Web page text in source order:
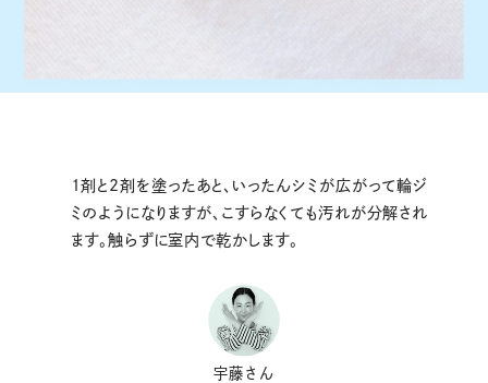
1剤と2剤を塗ったあと、いったんシミが広がって輪ジ
ミのようになりますが、こすらなくても汚れが分解され
ます。触らずに室内で乾かします。
宇藤さん